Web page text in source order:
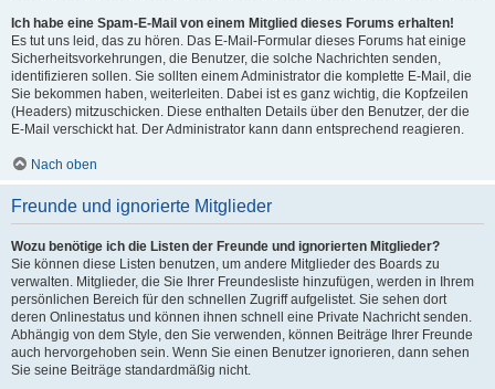
Ich habe eine Spam-E-Mail von einem Mitglied dieses Forums erhalten!
Es tut uns leid, das zu hören. Das E-Mail-Formular dieses Forums hat einige
Sicherheitsvorkehrungen, die Benutzer, die solche Nachrichten senden,
identifizieren sollen. Sie sollten einem Administrator die komplette E-Mail, die
Sie bekommen haben, weiterleiten. Dabei ist es ganz wichtig, die Kopfzeilen
(Headers) mitzuschicken. Diese enthalten Details über den Benutzer, der die
E-Mail verschickt hat. Der Administrator kann dann entsprechend reagieren.
Nach oben
Freunde und ignorierte Mitglieder
Wozu benötige ich die Listen der Freunde und ignorierten Mitglieder?
Sie können diese Listen benutzen, um andere Mitglieder des Boards zu
verwalten. Mitglieder, die Sie Ihrer Freundesliste hinzufügen, werden in Ihrem
persönlichen Bereich für den schnellen Zugriff aufgelistet. Sie sehen dort
deren Onlinestatus und können ihnen schnell eine Private Nachricht senden.
Abhängig von dem Style, den Sie verwenden, können Beiträge Ihrer Freunde
auch hervorgehoben sein. Wenn Sie einen Benutzer ignorieren, dann sehen
Sie seine Beiträge standardmäßig nicht.